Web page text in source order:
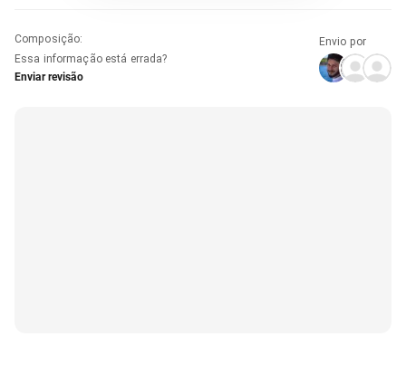
Composição:
Essa informação está errada?
Enviar revisão
Envio por